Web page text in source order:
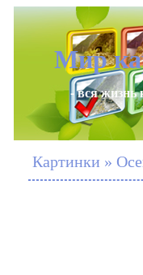
Мир
- вся жизнь
Картинки »